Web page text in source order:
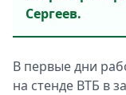
Сергеев.
В первые дни
на стенде ВТБ в